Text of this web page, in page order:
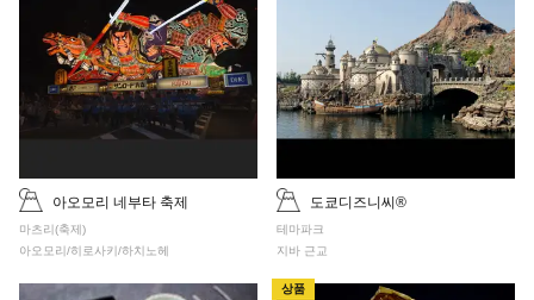
아오모리 네부타 축제
마츠리(축제)
아오모리/히로사키/하치노헤
도쿄디즈니씨®
테마파크
지바 근교
상품